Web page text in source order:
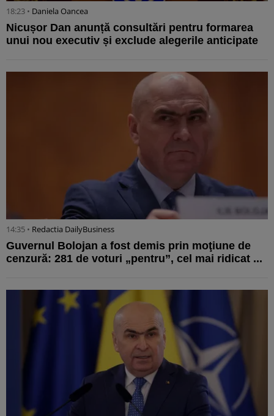
18:23 • Daniela Oancea
Nicușor Dan anunță consultări pentru formarea
unui nou executiv și exclude alegerile anticipate
14:35 • Redactia DailyBusiness
Guvernul Bolojan a fost demis prin moţiune de
cenzură: 281 de voturi „pentru”, cel mai ridicat ...